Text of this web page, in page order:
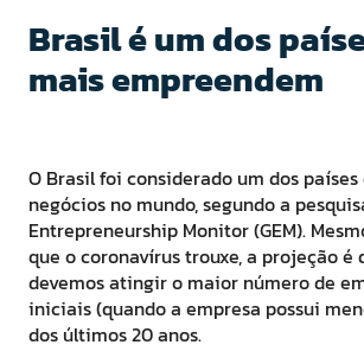
Brasil é um dos
mais empreendem
O Brasil foi considerado um dos
negócios no mundo, segundo a
Entrepreneurship Monitor (GEM).
que o coronavírus trouxe, a projeção é
devemos atingir o maior número de
iniciais (quando a empresa possui
dos últimos 20 anos.